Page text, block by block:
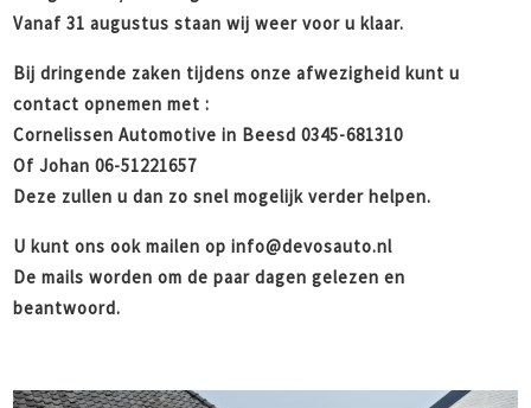
Vanaf 31 augustus staan wij weer voor u klaar.
Bij dringende zaken tijdens onze afwezigheid kunt u
contact opnemen met :
Cornelissen Automotive in Beesd 0345-681310
Of Johan 06-51221657
Deze zullen u dan zo snel mogelijk verder helpen.
U kunt ons ook mailen op info@devosauto.nl
De mails worden om de paar dagen gelezen en
beantwoord.